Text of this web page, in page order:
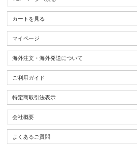
カートを見る
マイページ
海外注文・海外発送について
ご利用ガイド
特定商取引法表示
会社概要
よくあるご質問